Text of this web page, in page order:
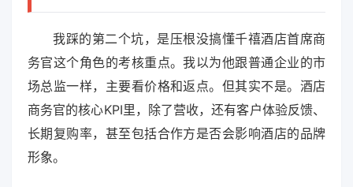
我踩的第二个坑，是压根没搞懂千禧酒店首席商
务官这个角色的考核重点。我以为他跟普通企业的市
场总监一样，主要看价格和返点。但其实不是。酒店
商务官的核心KPI里，除了营收，还有客户体验反馈、
长期复购率，甚至包括合作方是否会影响酒店的品牌
形象。